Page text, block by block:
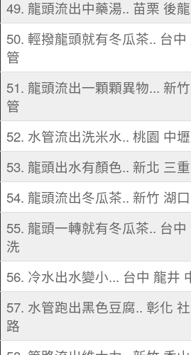
49. 龍頭流出中藥湯.. 苗栗 後
50. 輕撥龍頭就有冬瓜茶.. 台
管
51. 龍頭流出一顆顆異物... 新
管
52. 水管流出洗米水.. 桃園 中
53. 龍頭出水有顏色.. 新北 三
54. 龍頭流出冬瓜茶.. 新竹 湖
55. 龍頭一轉就有冬瓜茶.. 台
洗
56. 冷水出水變小... 台中 龍井
57. 水管跑出黑色豆腐.. 彰化
路